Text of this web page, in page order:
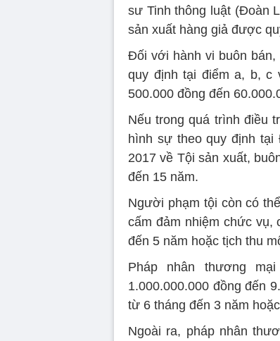
sư Tinh thông luật (Đoàn
sản xuất hàng giả được
Đối với hành vi buôn bán,
quy định tại điểm a, b, c
500.000 đồng đến
Nếu trong quá trình điều
hình sự theo quy định
2017 về Tội sản xuất,
đến 15 năm.
Người phạm tội còn có
cấm đảm nhiệm chức vụ,
đến 5 năm hoặc tịch thu
Pháp nhân thương
1.000.000.000 đồng đến
từ 6 tháng đến 3 năm
Ngoài ra, pháp nhân